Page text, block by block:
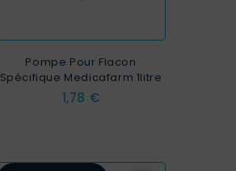
Pompe Pour Flacon
Spécifique Medicafarm 1litre
Prix
1,78 €